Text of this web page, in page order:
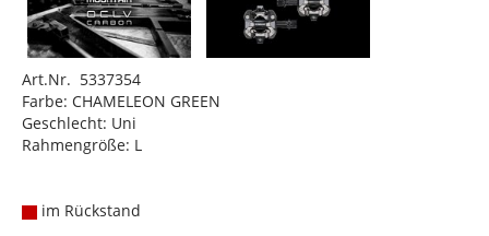
Art.Nr. 5337354
Farbe: CHAMELEON GREEN
Geschlecht: Uni
Rahmengröße: L
im Rückstand